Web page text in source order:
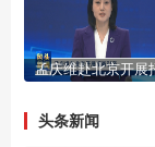
头条新闻